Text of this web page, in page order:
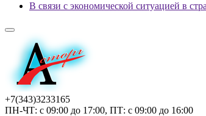
В связи с экономической ситуацией в
+7(343)3233165
ПН-ЧТ: с 09:00 до 17:00, ПТ: с 09:00 до 16:00